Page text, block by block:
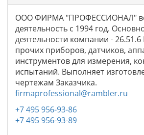
ООО ФИРМА "ПРОФЕССИОНАЛ"
деятельность с 1994 год.
деятельности компании -
прочих приборов, датчиков,
инструментов для измерения,
испытаний. Выполняет
чертежам Заказчика.
firmaprofessional@rambler.ru
+7 495 956-93-86
+7 495 956-93-89